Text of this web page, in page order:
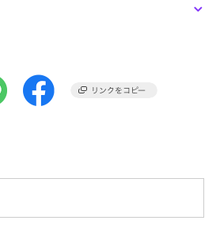
ロング ブルー、アンクル ロ
ルブルー、ロング ロイヤルブ
ャコール、ロング チャコー